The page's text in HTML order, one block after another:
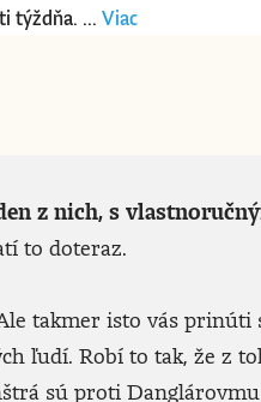
týždňa. ... Viac
z nich, s
to doteraz.
takmer isto vás
ľudí. Robí to tak, že z
sú proti